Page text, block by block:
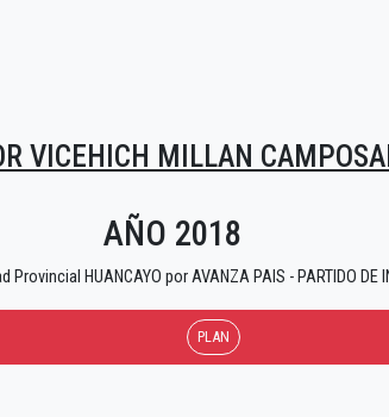
VICEHICH MILLAN
AÑO 2018
HUANCAYO por AVANZA PAIS - PARTIDO DE
PLAN